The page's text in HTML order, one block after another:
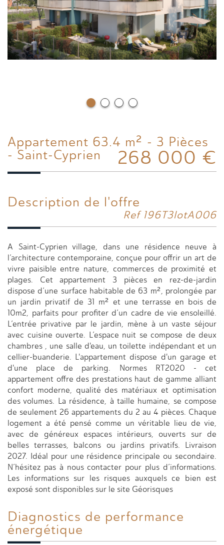
Appartement 63.4 m² - 3 Pièces
- Saint-Cyprien
268 000 €
Description de l'offre
Ref 196T3lotA006
A Saint-Cyprien village, dans une résidence neuve à
l’architecture contemporaine, conçue pour offrir un art de
vivre paisible entre nature, commerces de proximité et
plages. Cet appartement 3 pièces en rez-de-jardin
dispose d’une surface habitable de 63 m², prolongée par
un jardin privatif de 31 m² et une terrasse en bois de
10m2, parfaits pour profiter d’un cadre de vie ensoleillé.
L’entrée privative par le jardin, mène à un vaste séjour
avec cuisine ouverte. L’espace nuit se compose de deux
chambres , une salle d'eau, un toilette indépendant et un
cellier-buanderie. L'appartement dispose d'un garage et
d'une place de parking. Normes RT2020 - cet
appartement offre des prestations haut de gamme alliant
confort moderne, qualité des matériaux et optimisation
des volumes. La résidence, à taille humaine, se compose
de seulement 26 appartements du 2 au 4 pièces. Chaque
logement a été pensé comme un véritable lieu de vie,
avec de généreux espaces intérieurs, ouverts sur de
belles terrasses, balcons ou jardins privatifs. Livraison
2027. Idéal pour une résidence principale ou secondaire.
N’hésitez pas à nous contacter pour plus d’informations.
Les informations sur les risques auxquels ce bien est
exposé sont disponibles sur le site Géorisques
Diagnostics de performance
énergétique